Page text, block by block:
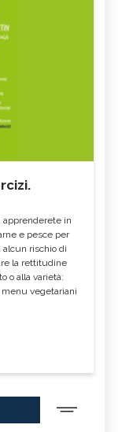
apprenderete in
e pesce per
rischio di
la rettitudine
o alla varietà:
vegetariani